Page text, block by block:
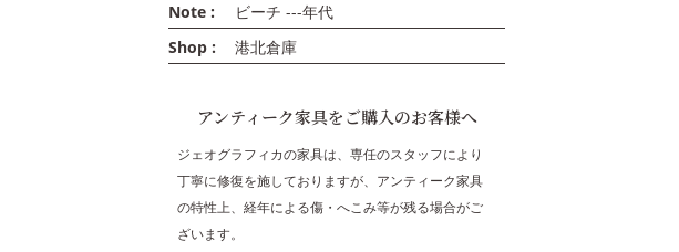
Note :
ビーチ ---年代
Shop :
港北倉庫
アンティーク家具をご購入のお客様へ
ジェオグラフィカの家具は、専任のスタッフにより
丁寧に修復を施しておりますが、アンティーク家具
の特性上、経年による傷・へこみ等が残る場合がご
ざいます。